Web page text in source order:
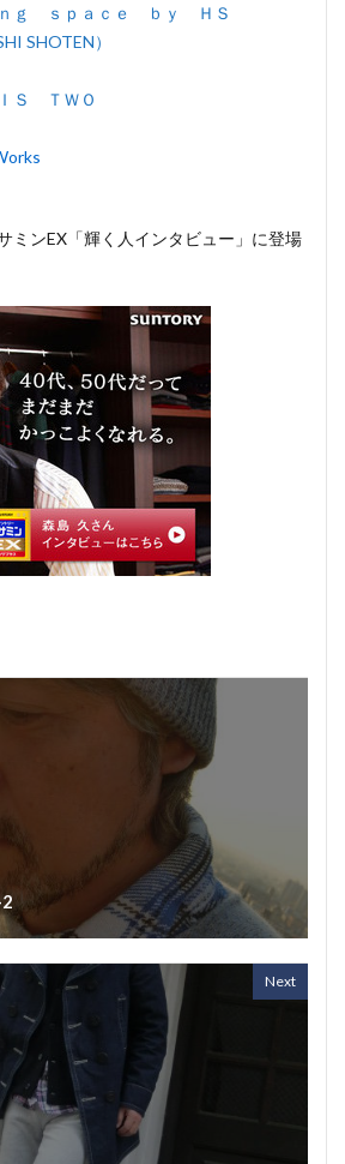
ｎｇ ｓｐａｃｅ ｂｙ ＨＳ
SHOTEN）
Ｓ ＴＷＯ
ミンEX「輝く人インタビュー」に登場
Next